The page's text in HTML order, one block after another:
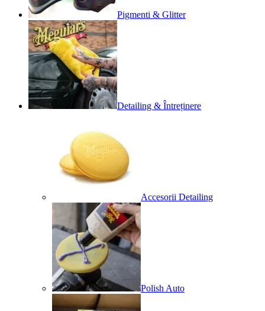
Pigmenti & Glitter
Detailing & Întreținere
Accesorii Detailing
Polish Auto